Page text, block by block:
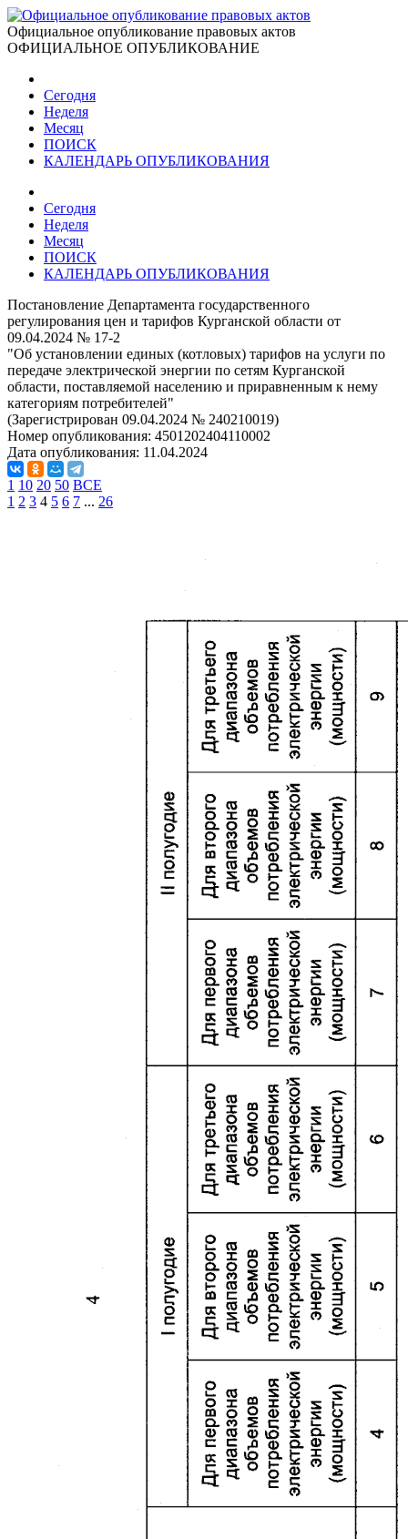
Официальное опубликование правовых актов
ОФИЦИАЛЬНОЕ ОПУБЛИКОВАНИЕ
Сегодня
Неделя
Месяц
ПОИСК
КАЛЕНДАРЬ ОПУБЛИКОВАНИЯ
Сегодня
Неделя
Месяц
ПОИСК
КАЛЕНДАРЬ ОПУБЛИКОВАНИЯ
Постановление Департамента государственного
регулирования цен и тарифов Курганской области от
09.04.2024 № 17-2
"Об установлении единых (котловых) тарифов на услуги по
передаче электрической энергии по сетям Курганской
области, поставляемой населению и приравненным к нему
категориям потребителей"
(Зарегистрирован 09.04.2024 № 240210019)
Номер опубликования: 4501202404110002
Дата опубликования: 11.04.2024
1 10 20 50 ВСЕ
1 2 3 4 5 6 7 ... 26